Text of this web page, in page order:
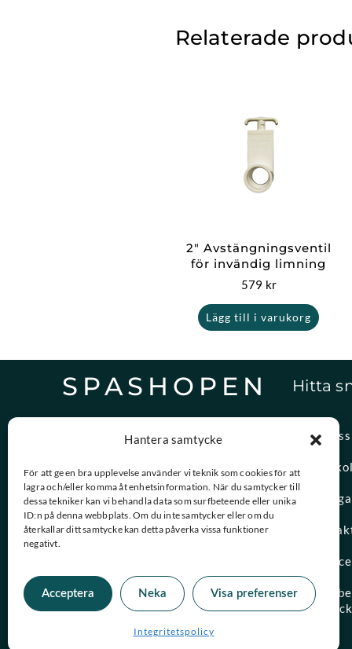
Hantera samtycke
För att ge en bra upplevelse använder vi teknik som cookies för att
lagra och/eller komma åt enhetsinformation. När du samtycker till
dessa tekniker kan vi behandla data som surfbeteende eller unika
ID:n på denna webbplats. Om du inte samtycker eller om du
återkallar ditt samtycke kan detta påverka vissa funktioner
negativt.
Acceptera Neka Visa preferenser
Integritetspolicy
Relaterade
2″ Avstängningsventil
för invändig limning
579 kr
Lägg till i varukorg
SPASHOPEN
reservdelar och vattenvård.
08-756 20 00
Vardagar 09:00 – 15:00
Hitta
Om oss
spalock
© 2026 Spashopen. Alla rättigheter förbehållna.